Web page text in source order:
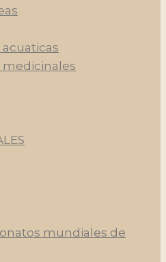
acuaticas
medicinales
mundiales de